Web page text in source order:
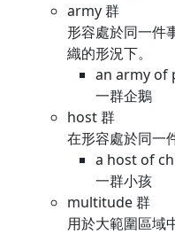
army 群
形容處於同一件
織的形況下。
an army of
一群企鵝
host 群
在形容處於同一
a host of
一群小孩
multitude 群
用於大範圍區域